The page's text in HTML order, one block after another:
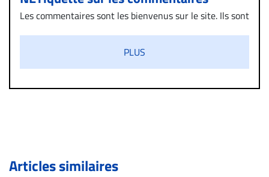
Les commentaires sont les bienvenus sur le site. Ils sont
diffamatoire. Si malgré cette politique de modération,
un commentaire publié sur le site vous dérange, prenez
immédiatement contact par courriel (info@droit-
de validation, un droit de réponse.
PLUS
Articles similaires